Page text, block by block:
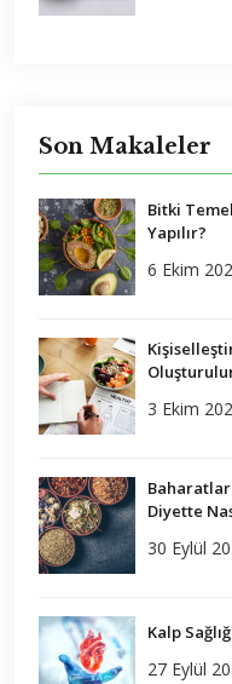
Son Makaleler
Bitki
Yapılır?
6 Ekim
3 Ekim
Diyette
30 Eylül
Kalp
27 Eylül